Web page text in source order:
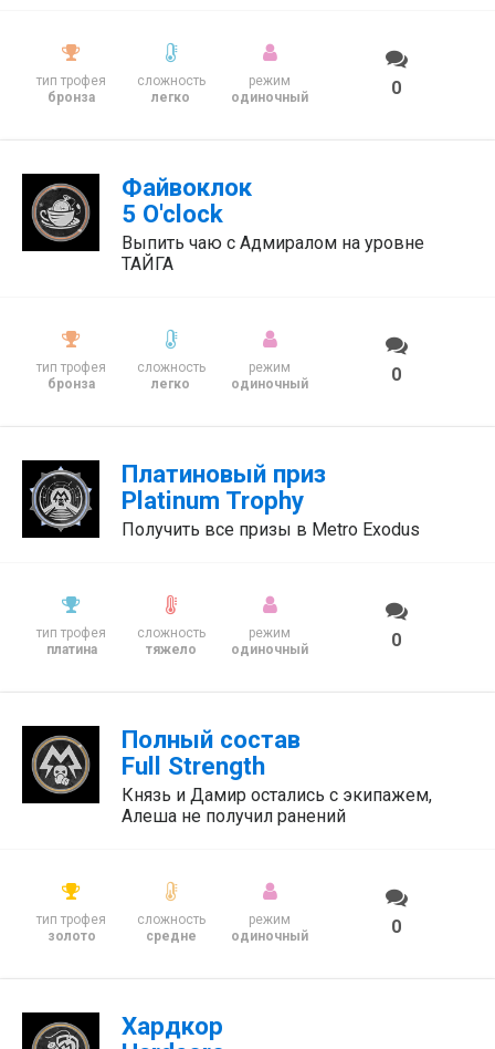
тип трофея
бронза
сложность
легко
режим
одиночный
0
Файвоклок
5 O'clock
Выпить чаю с Адмиралом на уровне
ТАЙГА
тип трофея
бронза
сложность
легко
режим
одиночный
0
Платиновый приз
Platinum Trophy
Получить все призы в Metro Exodus
тип трофея
платина
сложность
тяжело
режим
одиночный
0
Полный состав
Full Strength
Князь и Дамир остались с экипажем,
Алеша не получил ранений
тип трофея
золото
сложность
средне
режим
одиночный
0
Хардкор